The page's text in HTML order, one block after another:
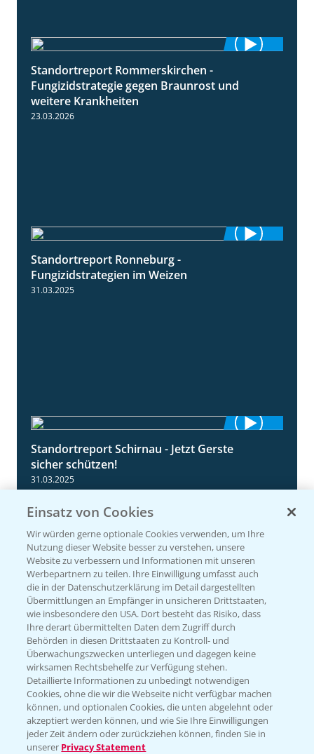
Standortreport Rommerskirchen -
Fungizidstrategie gegen Braunrost und
weitere Krankheiten
23.03.2026
Standortreport Ronneburg -
Fungizidstrategien im Weizen
31.03.2025
Standortreport Schirnau - Jetzt Gerste
sicher schützen!
31.03.2025
Standortreport Einbeck - Fungizidstrategien
im Vergleich
31.03.2025
Einsatz von Cookies
Wir würden gerne optionale Cookies verwenden, um Ihre
Nutzung dieser Website besser zu verstehen, unsere
Website zu verbessern und Informationen mit unseren
Werbepartnern zu teilen. Ihre Einwilligung umfasst auch
die in der Datenschutzerklärung im Detail dargestellten
Übermittlungen an Empfänger in unsicheren Drittstaaten,
wie insbesondere den USA. Dort besteht das Risiko, dass
Ihre derart übermittelten Daten dem Zugriff durch
Behörden in diesen Drittstaaten zu Kontroll- und
Überwachungszwecken unterliegen und dagegen keine
wirksamen Rechtsbehelfe zur Verfügung stehen.
Detaillierte Informationen zu unbedingt notwendigen
Cookies, ohne die wir die Webseite nicht verfügbar machen
können, und optionalen Cookies, die unten abgelehnt oder
akzeptiert werden können, und wie Sie Ihre Einwilligungen
jeder Zeit ändern oder zurückziehen können, finden Sie in
unserer Privacy Statement